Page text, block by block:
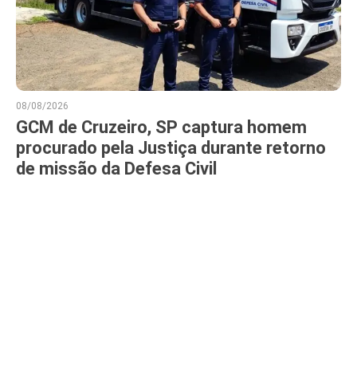
08/08/2026
GCM de Cruzeiro, SP captura homem
procurado pela Justiça durante retorno
de missão da Defesa Civil